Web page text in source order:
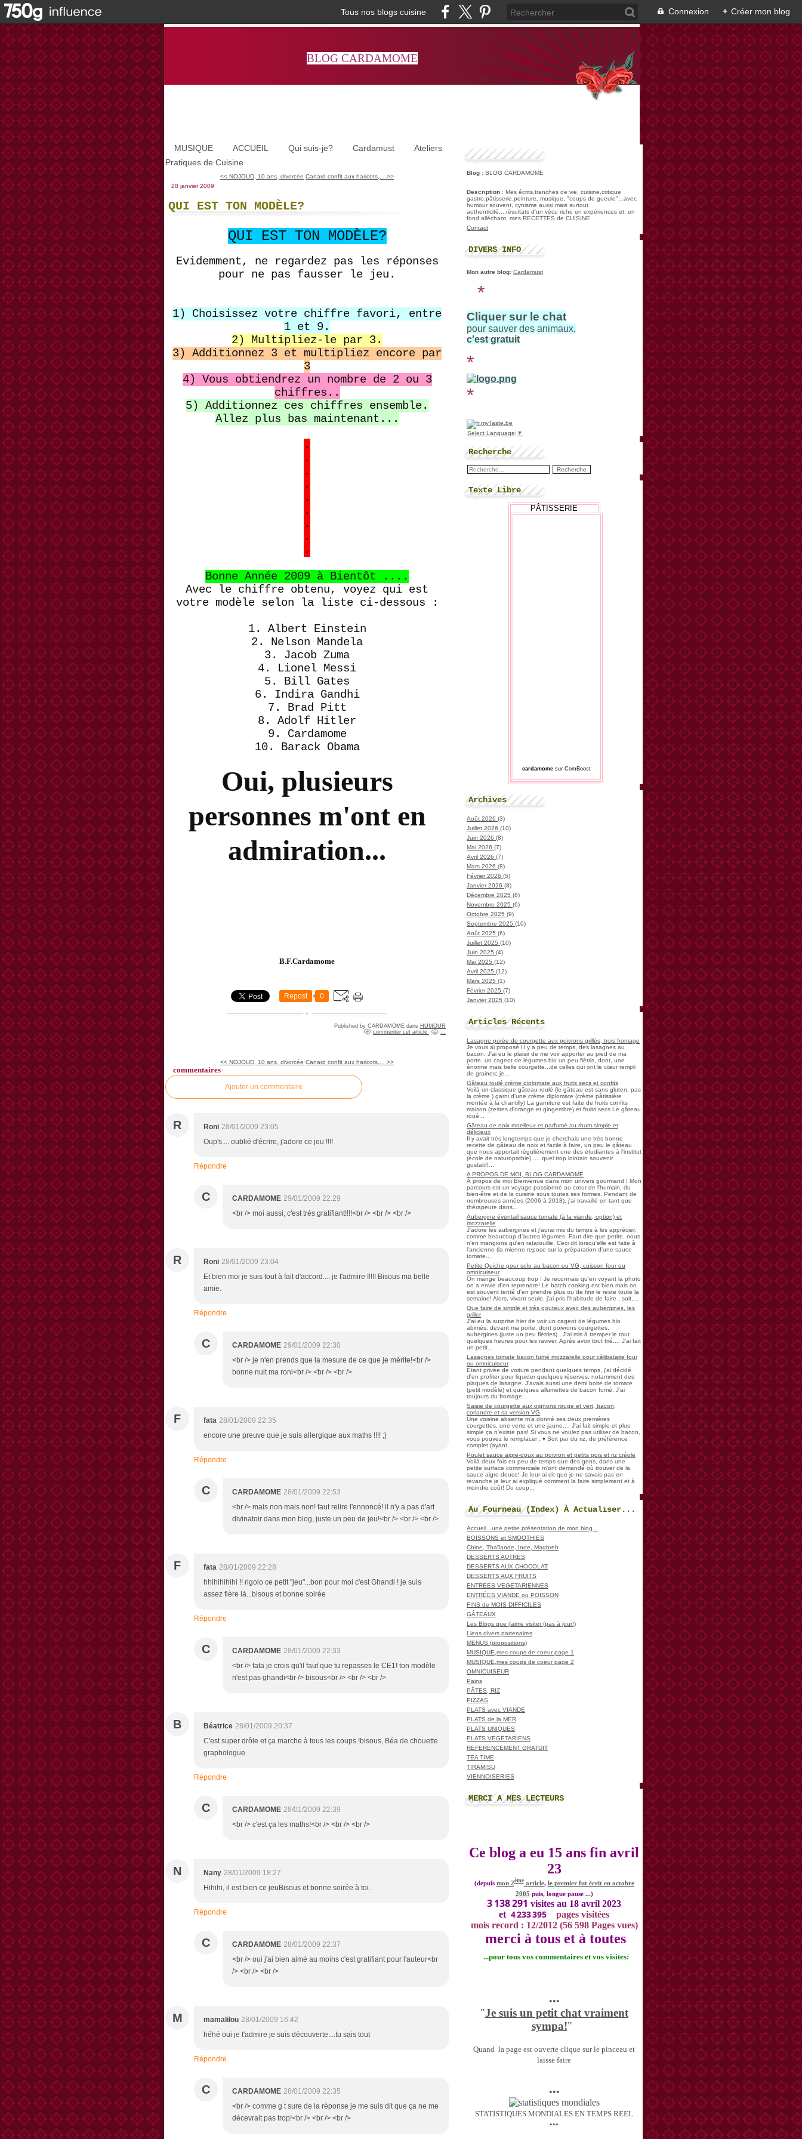
Tous nos blogs cuisine Connexion + Créer mon blog
BLOG CARDAMOME
MUSIQUE ACCUEIL Qui suis-je? Cardamust
Ateliers
Pratiques de Cuisine
<< NOJOUD, 10 ans, divorcée Canard confit aux haricots,... >>
28 janvier 2009
QUI EST TON MODÈLE?
QUI EST TON MODÈLE?
Evidemment, ne regardez pas les réponses
pour ne pas fausser le jeu.
1) Choisissez votre chiffre favori, entre
1 et 9.
2) Multipliez-le par 3.
3) Additionnez 3 et multipliez encore par
3
4) Vous obtiendrez un nombre de 2 ou 3
chiffres..
5) Additionnez ces chiffres ensemble.
Allez plus bas maintenant...
.
.
.
.
.
.
.
.
.
Bonne Année 2009 à Bientôt ....
Avec le chiffre obtenu, voyez qui est
votre modèle selon la liste ci-dessous :
1. Albert Einstein
2. Nelson Mandela
3. Jacob Zuma
4. Lionel Messi
5. Bill Gates
6. Indira Gandhi
7. Brad Pitt
8. Adolf Hitler
9. Cardamome
10. Barack Obama
Oui, plusieurs
personnes m'ont en
admiration...
B.F.Cardamome
Repost 0
Published by CARDAMOME dans HUMOUR
commenter cet article
…
<< NOJOUD, 10 ans, divorcée Canard confit aux haricots,... >>
commentaires
Ajouter un commentaire
R Roni 28/01/2009 23:05
Oup's.... oublié d'écrire, j'adore ce jeu !!!!
Répondre
C CARDAMOME 29/01/2009 22:29
<br /> moi aussi, c'est très gratifiant!!!!<br /> <br /> <br />
R Roni 28/01/2009 23:04
Et bien moi je suis tout à fait d'accord.... je t'admire !!!!! Bisous ma belle
amie.
Répondre
C CARDAMOME 29/01/2009 22:30
<br /> je n'en prends que la mesure de ce que je mérite!<br />
bonne nuit ma roni<br /> <br /> <br />
F fata 28/01/2009 22:35
encore une preuve que je suis allergique aux maths !!!! ;)
Répondre
C CARDAMOME 28/01/2009 22:53
<br /> mais non mais non! faut relire l'ennoncé! il n'y a pas d'art
divinatoir dans mon blog, juste un peu de jeu!<br /> <br /> <br />
F fata 28/01/2009 22:28
hhihihihihi !! rigolo ce petit "jeu"...bon pour moi c'est Ghandi ! je suis
assez fière là...bisous et bonne soirée
Répondre
C CARDAMOME 28/01/2009 22:33
<br /> fata je crois qu'il faut que tu repasses le CE1! ton modèle
n'est pas ghandi<br /> bisous<br /> <br /> <br />
B Béatrice 28/01/2009 20:37
C'est super drôle et ça marche à tous les coups !bisous, Béa de chouette
graphologue
Répondre
C CARDAMOME 28/01/2009 22:39
<br /> c'est ça les maths!<br /> <br /> <br />
N Nany 28/01/2009 18:27
Hihihi, il est bien ce jeuBisous et bonne soirée à toi.
Répondre
C CARDAMOME 28/01/2009 22:37
<br /> oui j'ai bien aimé au moins c'est gratifiant pour l'auteur<br
/> <br /> <br />
M mamalilou 28/01/2009 16:42
héhé oui je t'admire je suis découverte....tu sais tout
Répondre
C CARDAMOME 28/01/2009 22:35
<br /> comme g t sure de la réponse je me suis dit que ça ne me
décevrait pas trop!<br /> <br /> <br />
Blog : BLOG CARDAMOME
Description : Mes écrits,tranches de vie, cuisine,critique
gastro,pâtisserie,peinture, musique, "coups de gueule"...avec
humour souvent, cynisme aussi,mais surtout
authenticité....résultats d'un vécu riche en expériences et, en
fond alléchant, mes RECETTES de CUISINE
Contact
DIVERS INFO
Mon autre blog: Cardamust
*
Cliquer sur le chat
pour sauver des animaux,
c'est gratuit
*
*
Select Language ▼
Recherche
Texte Libre
PÂTISSERIE
cardamome sur ComBoost
Archives
Août 2026 (3)
Juillet 2026 (10)
Juin 2026 (8)
Mai 2026 (7)
Avril 2026 (7)
Mars 2026 (8)
Février 2026 (5)
Janvier 2026 (8)
Décembre 2025 (8)
Novembre 2025 (6)
Octobre 2025 (9)
Septembre 2025 (10)
Août 2025 (6)
Juillet 2025 (10)
Juin 2025 (4)
Mai 2025 (12)
Avril 2025 (12)
Mars 2025 (1)
Février 2025 (7)
Janvier 2025 (10)
Articles Récents
Lasagne purée de courgette aux poivrons grillés, trois fromage
Je vous ai proposé i l y a peu de temps, des lasagnes au
bacon. J'ai eu le plaisir de me voir apporter au pied de ma
porte, un cageot de légumes bio un peu flétris, dont, une
énorme mais belle courgette...de celles qui ont le cœur rempli
de graines; je...
Gâteau roulé crème diplomate aux fruits secs et confits
Voilà un classique gâteau roulé (le gâteau est sans gluten, pas
la crème ) garni d'une crème diplomate (crème pâtissière
montée à la chantilly) La garniture est faite de fruits confits
maison (zestes d'orange et gingembre) et fruits secs Le gâteau
roué...
Gâteau de noix moelleux et parfumé au rhum simple et
délicieux
Il y avait très longtemps que je cherchais une très bonne
recette de gâteau de noix et facile à faire, un peu le gâteau
que nous apportait régulièrement une des étudiantes à l'institut
(école de naturopathie) .....quel trop lointain souvenir
gustatif!...
A PROPOS DE MOI, BLOG CARDAMOME
À propos de moi Bienvenue dans mon univers gourmand ! Mon
parcours est un voyage passionné au cœur de l'humain, du
bien-être et de la cuisine sous toutes ses formes. Pendant de
nombreuses années (2006 à 2018), j'ai travaillé en tant que
thérapeute dans...
Aubergine éventail sauce tomate (à la viande, option) et
mozzarelle
J'adore les aubergines et j'aurai mis du temps à les apprécier,
comme beaucoup d'autres légumes. Faut dire que petite, nous
n'en mangions qu'en ratatouille. Ceci dit lorsqu'elle est faite à
l'ancienne (la mienne repose sur la préparation d'une sauce
tomate...
Petite Quiche pour solo au bacon ou VG, cuisson four ou
omnicuiseur
On mange beaucoup trop ! Je reconnais qu'en voyant la photo
on a envie d'en reprendre! Le batch cooking est bien mais on
est souvent tenté d'en prendre plus ou de finir le reste toute la
semaine! Alors, vivant seule, j'ai pris l'habitude de faire , soit,...
Que faire de simple et très gouteux avec des aubergines, les
griller
J'ai eu la surprise hier de voir un cageot de légumes bio
abimés, devant ma porte, dont poivrons courgettes,
aubergines (juste un peu flétries) . J'ai mis à tremper le tout
quelques heures pour les raviver. Après avoir tout trié.... J'ai fait
un petit...
Lasagnes tomate bacon fumé mozzarelle pour célibataire four
ou omnicuiseur
Etant privée de voiture pendant quelques temps, j'ai décidé
d'en profiter pour liquider quelques réserves, notamment des
plaques de lasagne. J'avais aussi une demi boite de tomate
(petit modèle) et quelques allumettes de bacon fumé. J'ai
toujours du fromage...
Saisie de courgette aux oignons rouge et vert, bacon,
coriandre et sa version VG
Une voisine absente m'a donné ses deux premières
courgettes, une verte et une jaune.... J'ai fait simple et plus
simple ça n'existe pas! Si vous ne voulez pas utiliser de bacon,
vous pouvez le remplacer : ♦ Soit par du riz, de préférence
complet (ayant...
Poulet sauce aigre-doux au poivron et petits pois et riz créole
Voilà deux fois en peu de temps que des gens, dans une
petite surface commerciale m'ont demandé où trouver de la
sauce aigre douce! Je leur ai dit que je ne savais pas en
revanche je leur ai expliqué comment la faire simplement et à
moindre coût! Du coup...
Au Fourneau (Index) À Actualiser...
Accueil...une petite présentation de mon blog...
BOISSONS et SMOOTHIES
Chine, Thaïlande, Inde, Maghreb
DESSERTS AUTRES
DESSERTS AUX CHOCOLAT
DESSERTS AUX FRUITS
ENTREES VEGETARIENNES
ENTRÉES VIANDE ou POISSON
FINS de MOIS DIFFICILES
GÂTEAUX
Les Blogs que j'aime visiter (pas à jour!)
Liens divers partenaires
MENUS (propositions)
MUSIQUE,mes coups de coeur page 1
MUSIQUE,mes coups de coeur page 2
OMNICUISEUR
Pains
PÂTES, RIZ
PIZZAS
PLATS avec VIANDE
PLATS de la MER
PLATS UNIQUES
PLATS VEGETARIENS
REFERENCEMENT GRATUIT
TEA TIME
TIRAMISU
VIENNOISERIES
MERCI A MES LECTEURS
Ce blog a eu 15 ans fin avril
23
(depuis mon 2èmearticle, le premier fut écrit en octobre
2005 puis, longue pause ...)
3 138 291 visites au 18 avril 2023
et 4 233 395
pages visitées
mois record : 12/2012 (56 598 Pages vues)
merci à tous et à toutes
...pour tous vos commentaires et vos visites:
•••
"Je suis un petit chat vraiment
sympa!"
Quand la page est ouverte clique sur le pinceau et
laisse faire
•••
STATISTIQUES MONDIALES EN TEMPS REEL
•••